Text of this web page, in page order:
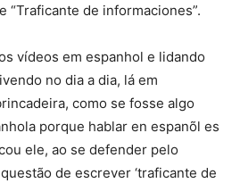
“Traficante de informaciones”.
vídeos em espanhol e lidando
no dia a dia, lá em
como se fosse algo
porque hablar en espanõl es
ele, ao se defender pelo
de escrever ‘traficante de